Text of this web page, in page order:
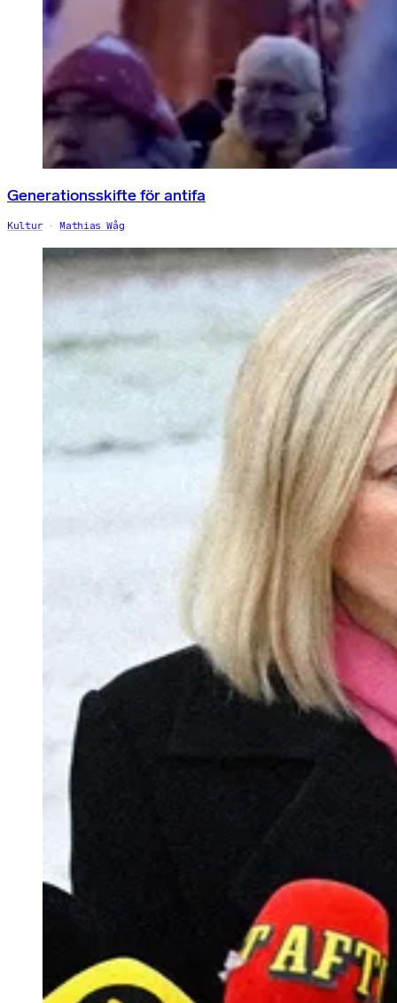
Generationsskifte för antifa
Kultur Mathias Wåg